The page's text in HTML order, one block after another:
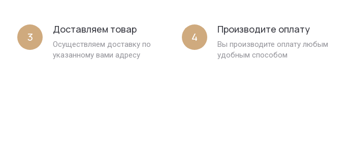
3
Доставляем товар
Осуществляем доставку по
указанному вами адресу
4
Производите оплату
Вы производите оплату любым
удобным способом